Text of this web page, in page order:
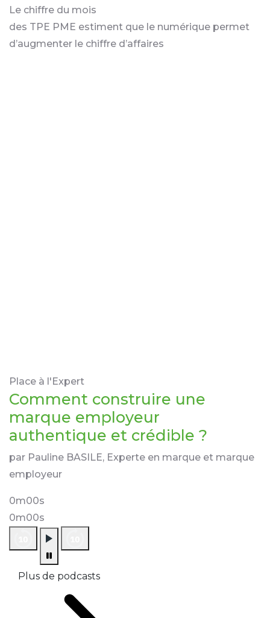
Le chiffre du mois
des TPE PME estiment que le numérique permet
d’augmenter le chiffre d’affaires
Place à l'Expert
Comment construire une
marque employeur
authentique et crédible ?
par Pauline BASILE, Experte en marque et marque
employeur
0m00s
0m00s
Plus de podcasts